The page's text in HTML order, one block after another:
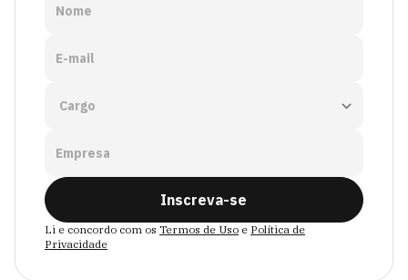
Nome
E-mail
Empresa
Inscreva-se
Li e concordo com os Termos de Uso e Política de
Privacidade